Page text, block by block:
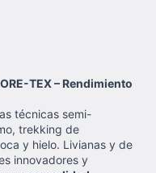
TEX – Rendimiento
técnicas semi-
trekking de
y hielo. Livianas y de
innovadores y